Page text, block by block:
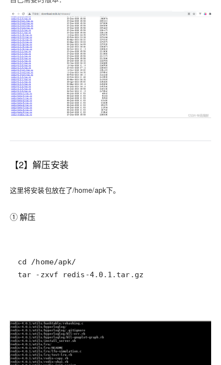
【2】解压安装
这里将安装包放在了/home/apk下。
①解压
tar -zxvf redis-4.0.1.tar.gz